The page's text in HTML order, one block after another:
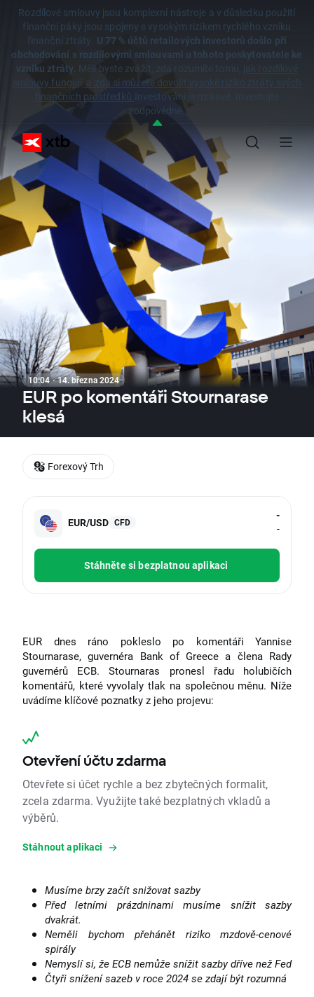
Rozdílové smlouvy jsou komplexní nástroje a v důsledku použití
finanční páky jsou spojeny s vysokým rizikem rychlého vzniku
finanční ztráty. U 77 % účtů retailových investorů došlo při
obchodování s rozdílovými smlouvami u tohoto poskytovatele ke
vzniku ztráty. Měli byste zvážit, zda rozumíte tomu, jak rozdílové
smlouvy fungují, a zda si můžete dovolit vysoké riziko ztráty svých
finančních prostředků. Investování je rizikové. Investujte
zodpovědně.
10:04 · 14. března 2024
EUR po komentáři Stournarase
klesá
EUR/USD CFD
-
-
Stáhněte si bezplatnou aplikaci
EUR dnes ráno pokleslo po komentáři Yannise
Stournarase, guvernéra Bank of Greece a člena Rady
guvernérů ECB. Stournaras pronesl řadu holubičích
komentářů, které vyvolaly tlak na společnou měnu. Níže
uvádíme klíčové poznatky z jeho projevu:
Otevření účtu zdarma
Otevřete si účet rychle a bez zbytečných formalit,
zcela zdarma. Využijte také bezplatných vkladů a
výběrů.
Stáhnout aplikaci
Musíme brzy začít snižovat sazby
Před letními prázdninami musíme snížit sazby
dvakrát.
Neměli bychom přehánět riziko mzdově-cenové
spirály
Nemyslí si, že ECB nemůže snížit sazby dříve než Fed
Čtyři snížení sazeb v roce 2024 se zdají být rozumná
Forexový Trh